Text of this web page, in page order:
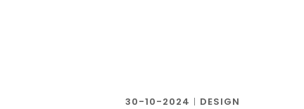
30-10-2024 | DESIGN